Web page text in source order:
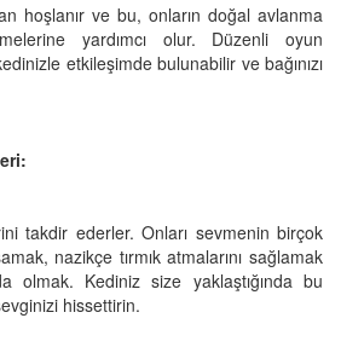
hoşlanır ve bu, onların doğal avlanma
yardımcı olur. Düzenli oyun
etkileşimde bulunabilir ve bağınızı
takdir ederler. Onları sevmenin birçok
nazikçe tırmık atmalarını sağlamak
olmak. Kediniz size yaklaştığında bu
hissettirin.